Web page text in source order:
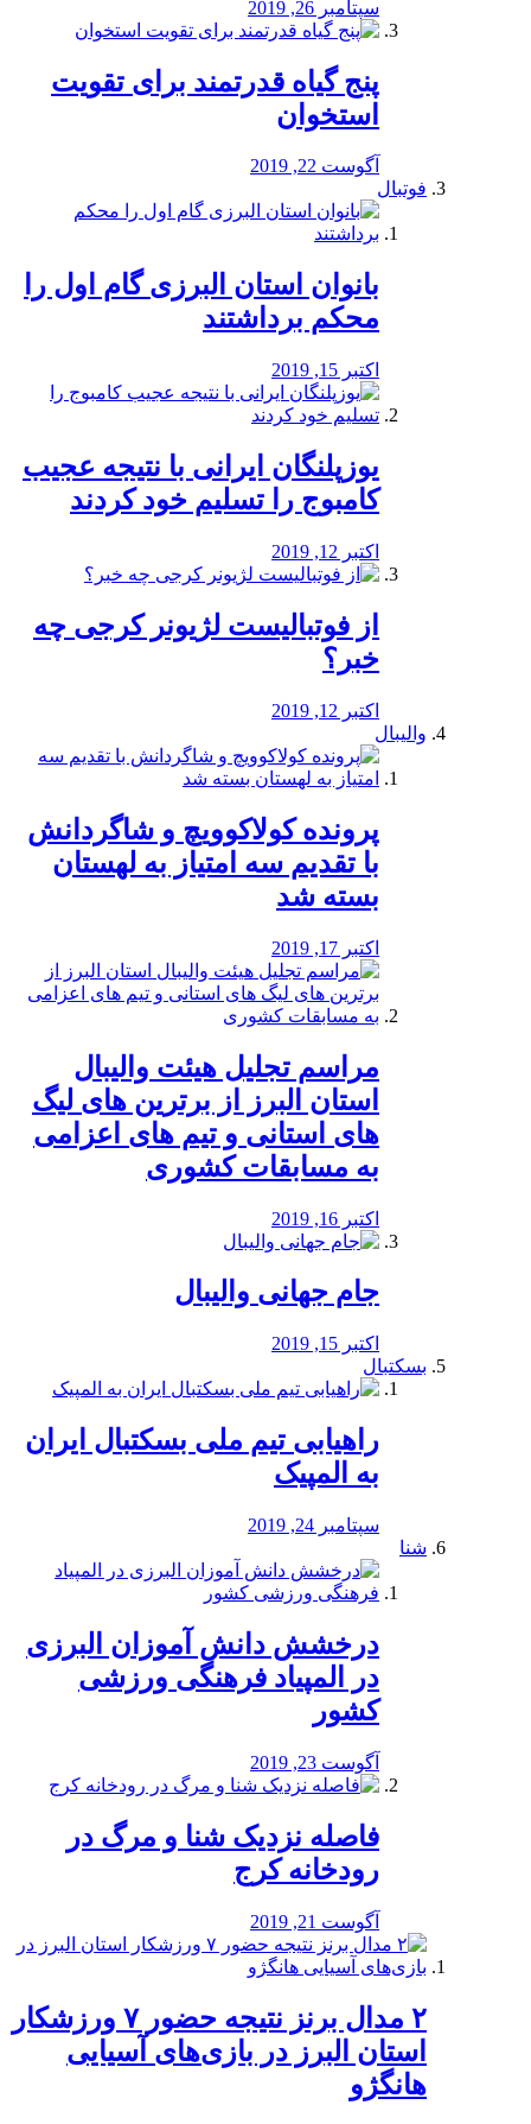
سپتامبر 26, 2019
پنج گیاه قدرتمند برای تقویت
استخوان
آگوست 22, 2019
فوتبال
بانوان استان البرزی گام اول را
محكم برداشتند
اکتبر 15, 2019
یوزپلنگان ایرانی با نتیجه عجیب
کامبوج را تسلیم خود کردند
اکتبر 12, 2019
از فوتبالیست لژیونر کرجی چه
خبر؟
اکتبر 12, 2019
والیبال
پرونده کولاکوویچ و شاگردانش
با تقدیم سه امتیاز به لهستان
بسته شد
اکتبر 17, 2019
مراسم تجلیل هیئت والیبال
استان البرز از برترین های لیگ
های استانی و تیم های اعزامی
به مسابقات کشوری
اکتبر 16, 2019
جام جهانی والیبال
اکتبر 15, 2019
بسکتبال
راهیابی تیم ملی بسکتبال ایران
به المپیک
سپتامبر 24, 2019
شنا
درخشش دانش آموزان البرزی
در المپیاد فرهنگی ورزشی
کشور
آگوست 23, 2019
️فاصله نزدیک شنا و مرگ در
رودخانه کرج
آگوست 21, 2019
۲ مدال برنز نتیجه حضور ۷ ورزشکار
استان البرز در بازی‌های آسیایی
هانگژو